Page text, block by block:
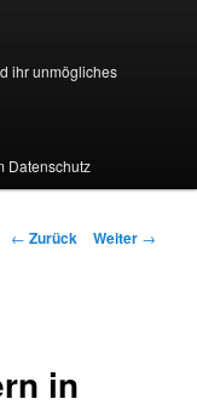
ihr unmögliches
Datenschutz
Beitragsnavigation
← Zurück Weiter →
in